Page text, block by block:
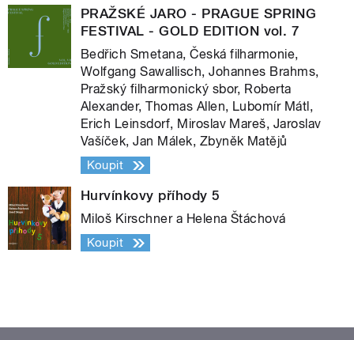
PRAŽSKÉ JARO - PRAGUE SPRING
FESTIVAL - GOLD EDITION vol. 7
Bedřich Smetana, Česká filharmonie,
Wolfgang Sawallisch, Johannes Brahms,
Pražský filharmonický sbor, Roberta
Alexander, Thomas Allen, Lubomír Mátl,
Erich Leinsdorf, Miroslav Mareš, Jaroslav
Vašíček, Jan Málek, Zbyněk Matějů
Koupit
Hurvínkovy příhody 5
Miloš Kirschner a Helena Štáchová
Koupit